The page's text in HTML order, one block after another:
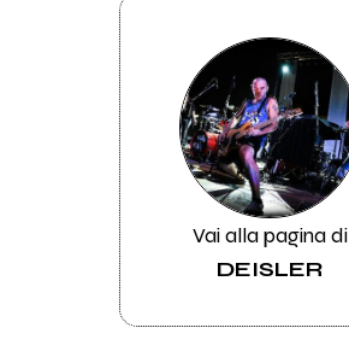
Vai alla pagina di
DEISLER